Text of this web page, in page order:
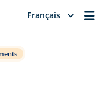
Français